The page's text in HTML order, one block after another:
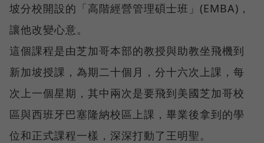
坡分校開設的「高階經營管理碩士班」(EMBA)，
讓他改變心意。
這個課程是由芝加哥本部的教授與助教坐飛機到
新加坡授課，為期二十個月，分十六次上課，每
次上一個星期，其中兩次是要飛到美國芝加哥校
區與西班牙巴塞隆納校區上課，畢業後拿到的學
位和正式課程一樣，深深打動了王明聖。